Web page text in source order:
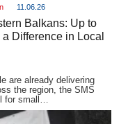
11.06.26
Balkans: Up to
Difference in Local
are already delivering
the region, the SMS
for small…